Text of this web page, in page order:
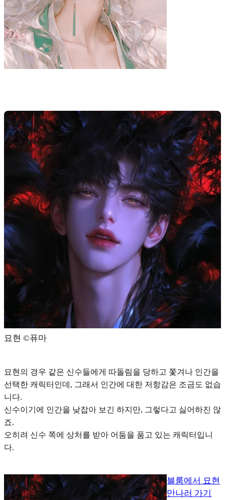
묘현 ©️퓨마
묘현의 경우 같은 신수들에게 따돌림을 당하고 쫓겨나 인간을
선택한 캐릭터 인데, 그래서 인간에 대한 저항감은 조금도 없습
니다.
신수이기에 인간을 낮잡아 보긴 하지만, 그렇다고 싫어하진 않
죠.
오히려 신수 쪽에 상처를 받아 어둠을 품고 있는 캐릭터입니
다.
블룸에서 묘현
만나러 가기